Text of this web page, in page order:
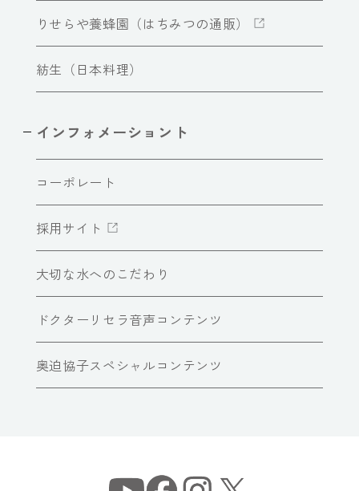
りせらや養蜂園（はちみつの通販）
紡生（日本料理）
インフォメーショント
コーポレート
採用サイト
大切な水へのこだわり
ドクターリセラ音声コンテンツ
奥迫協子スペシャルコンテンツ